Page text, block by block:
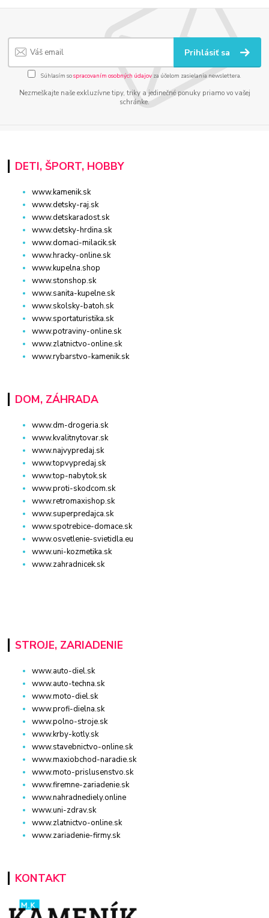
Prihlásiť sa
Súhlasím sospracovaním osobných údajov za účelom zasielania newslettera.
Nezmeškajte naše exkluzívne tipy, triky a jedinečné ponuky priamo vo vašej
schránke.
DETI, ŠPORT, HOBBY
www.kamenik.sk
www.detsky-raj.sk
www.detskaradost.sk
www.detsky-hrdina.sk
www.domaci-milacik.sk
www.hracky-online.sk
www.kupelna.shop
www.stonshop.sk
www.sanita-kupelne.sk
www.skolsky-batoh.sk
www.sportaturistika.sk
www.potraviny-online.sk
www.zlatnictvo-online.sk
www.rybarstvo-kamenik.sk
DOM, ZÁHRADA
www.dm-drogeria.sk
www.kvalitnytovar.sk
www.najvypredaj.sk
www.topvypredaj.sk
www.top-nabytok.sk
www.proti-skodcom.sk
www.retromaxishop.sk
www.superpredajca.sk
www.spotrebice-domace.sk
www.osvetlenie-svietidla.eu
www.uni-kozmetika.sk
www.zahradnicek.sk
STROJE, ZARIADENIE
www.auto-diel.sk
www.auto-techna.sk
www.moto-diel.sk
www.profi-dielna.sk
www.polno-stroje.sk
www.krby-kotly.sk
www.stavebnictvo-online.sk
www.maxiobchod-naradie.sk
www.moto-prislusenstvo.sk
www.firemne-zariadenie.sk
www.nahradnediely.online
www.uni-zdrav.sk
www.zlatnictvo-online.sk
www.zariadenie-firmy.sk
KONTAKT